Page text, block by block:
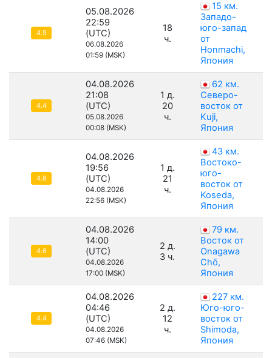
4.9
05.08.2026
22:59
(UTC)
06.08.2026
01:59 (MSK)
18
ч.
15 км.
Западо-
юго-запад
от
Honmachi,
Япония
4.4
04.08.2026
21:08
(UTC)
05.08.2026
00:08 (MSK)
1 д.
20
ч.
62 км.
Северо-
восток от
Kuji,
Япония
4.8
04.08.2026
19:56
(UTC)
04.08.2026
22:56 (MSK)
1 д.
21
ч.
43 км.
Востоко-
юго-
восток от
Koseda,
Япония
4.6
04.08.2026
14:00
(UTC)
04.08.2026
17:00 (MSK)
2 д.
3 ч.
79 км.
Восток от
Onagawa
Chō,
Япония
4.4
04.08.2026
04:46
(UTC)
04.08.2026
07:46 (MSK)
2 д.
12
ч.
227 км.
Юго-юго-
восток от
Shimoda,
Япония